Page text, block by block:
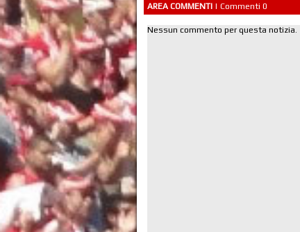
AREA COMMENTI | Commenti 0